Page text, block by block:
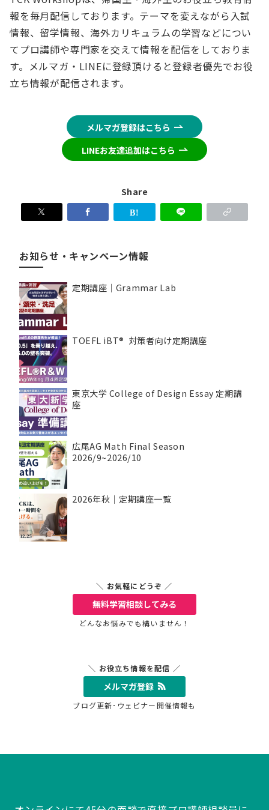
報を毎月配信しております。テーマを変えながら入試
情報、留学情報、海外カリキュラムの学習などについ
てプロ講師や専門家を交えて情報を配信をしておりま
す。メルマガ・LINEに登録頂けると登録者優先でお役
立ち情報が配信されます。
メルマガ登録はこちら
LINEお友達追加はこちら
Share
お知らせ・キャンペーン情報
定期講座｜Grammar Lab
TOEFL iBT® 対策者向け定期講座
東京大学 College of Design Essay 定期講
座
広尾AG Math Final Season
2026/9~2026/10
2026年秋｜定期講座一覧
＼ お気軽にどうぞ ／
無料学習相談してみる
どんなお悩みでも構いません！
＼ お役立ち情報を配信 ／
メルマガ登録
ブログ更新･ウェビナー開催情報も